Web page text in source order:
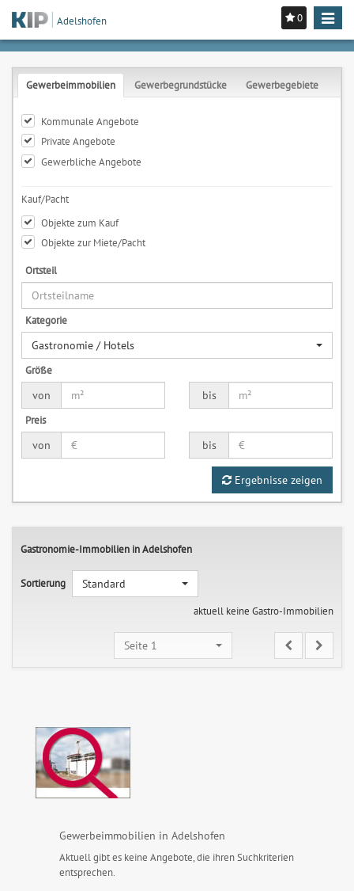
0
Toggle
Adelshofen
Gewerbeimmobilien Gewerbegrundstücke Gewerbegebiete
Kommunale Angebote
Private Angebote
Gewerbliche Angebote
Kauf/Pacht
Objekte zum Kauf
Objekte zur Miete/Pacht
Ortsteil
Kategorie
Gastronomie / Hotels
Größe
von
bis
Preis
von
bis
Ergebnisse zeigen
Gastronomie-Immobilien in Adelshofen
Sortierung
Standard
aktuell keine Gastro-Immobilien
Seite 1
Gewerbeimmobilien in Adelshofen
Aktuell gibt es keine Angebote, die ihren Suchkriterien
entsprechen.